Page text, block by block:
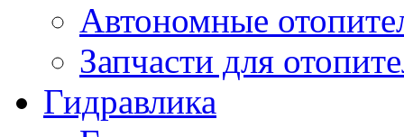
Автономные
Запчасти для
Гидравлика